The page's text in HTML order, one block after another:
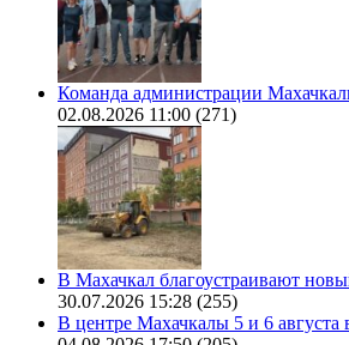
Команда администрации
02.08.2026 11:00 (271)
В Махачкал благоустраивают
30.07.2026 15:28 (255)
В центре Махачкалы 5 и 6